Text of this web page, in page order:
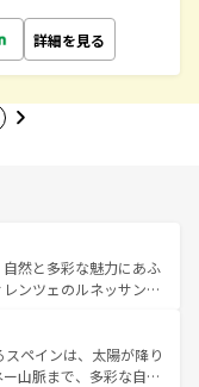
詳細を見る
然と多彩な魅力にあふ
ンツェのルネッサンス
やアマルフィ海岸の絶
光の合間には、本場の
料理を堪能することも
ペインは、太陽が降り
山脈まで、多彩な自然